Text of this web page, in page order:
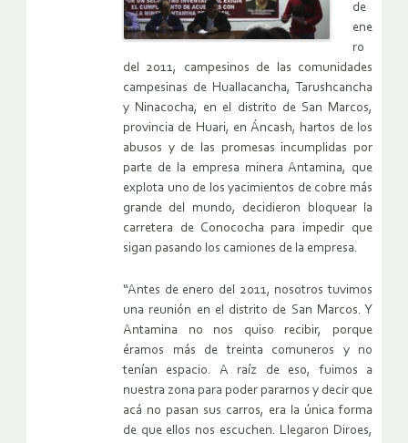
de
ene
ro
del 2011, campesinos de las comunidades
campesinas de Huallacancha, Tarushcancha
y Ninacocha, en el distrito de San Marcos,
provincia de Huari, en Áncash, hartos de los
abusos y de las promesas incumplidas por
parte de la empresa minera Antamina, que
explota uno de los yacimientos de cobre más
grande del mundo, decidieron bloquear la
carretera de Conococha para impedir que
sigan pasando los camiones de la empresa.
“Antes de enero del 2011, nosotros tuvimos
una reunión en el distrito de San Marcos. Y
Antamina no nos quiso recibir, porque
éramos más de treinta comuneros y no
tenían espacio. A raíz de eso, fuimos a
nuestra zona para poder pararnos y decir que
acá no pasan sus carros, era la única forma
de que ellos nos escuchen. Llegaron Diroes,